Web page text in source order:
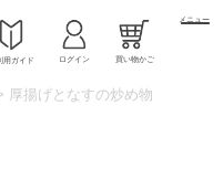
用ガイド ログイン 買い物かご
メニュー
厚揚げとなすの炒め物